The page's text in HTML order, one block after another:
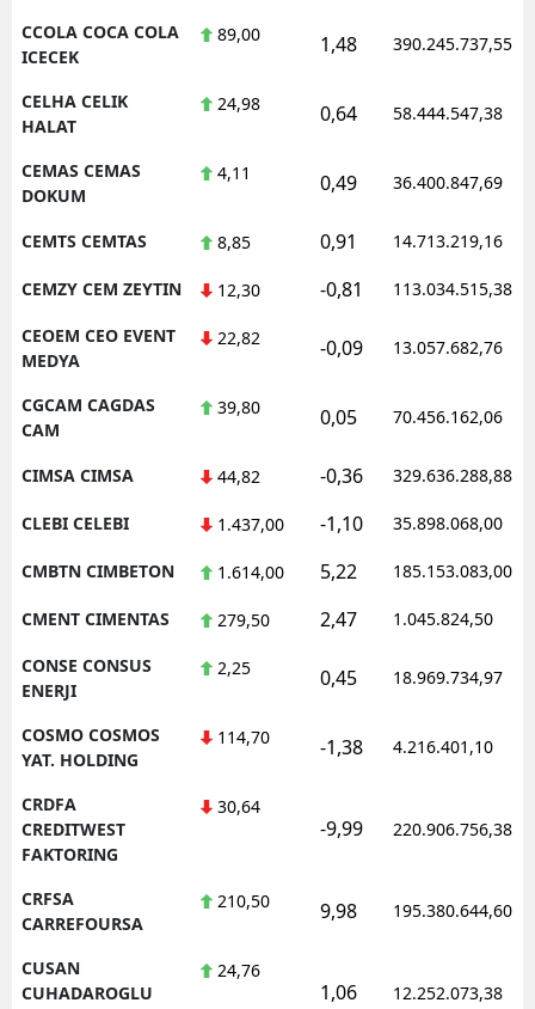
CCOLA COCA COLA
ICECEK
89,00 1,48 390.245.737,55
CELHA CELIK
HALAT
24,98 0,64 58.444.547,38
CEMAS CEMAS
DOKUM
4,11 0,49 36.400.847,69
CEMTS CEMTAS 8,85 0,91 14.713.219,16
CEMZY CEM ZEYTIN 12,30 -0,81 113.034.515,38
CEOEM CEO EVENT
MEDYA
22,82 -0,09 13.057.682,76
CGCAM CAGDAS
CAM
39,80 0,05 70.456.162,06
CIMSA CIMSA 44,82 -0,36 329.636.288,88
CLEBI CELEBI 1.437,00 -1,10 35.898.068,00
CMBTN CIMBETON 1.614,00 5,22 185.153.083,00
CMENT CIMENTAS 279,50 2,47 1.045.824,50
CONSE CONSUS
ENERJI
2,25 0,45 18.969.734,97
COSMO COSMOS
YAT. HOLDING
114,70 -1,38 4.216.401,10
CRDFA
CREDITWEST
FAKTORING
30,64
-9,99 220.906.756,38
CRFSA
CARREFOURSA
210,50 9,98 195.380.644,60
CUSAN
CUHADAROGLU
24,76
1,06 12.252.073,38